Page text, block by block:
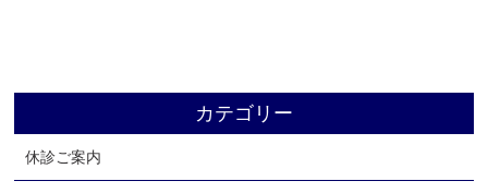
アクセス
お問い合わせ
カテゴリー
休診ご案内